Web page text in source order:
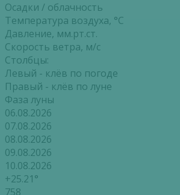
Осадки / облачность
Температура воздуха, °С
Давление, мм.рт.ст.
Скорость ветра, м/с
Столбцы:
Левый - клёв по погоде
Правый - клёв по луне
Фаза луны
06.08.2026
07.08.2026
08.08.2026
09.08.2026
10.08.2026
+25.21°
758